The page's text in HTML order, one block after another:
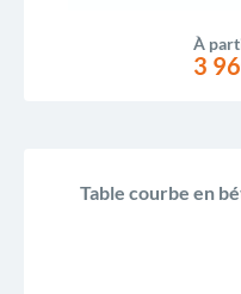
À
3
Table courbe en